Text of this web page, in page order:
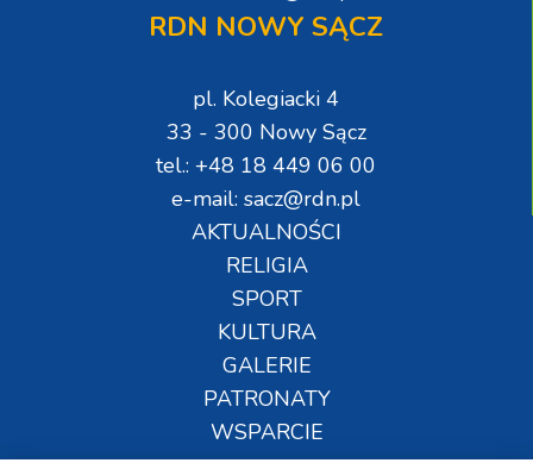
RDN NOWY SĄCZ
pl. Kolegiacki 4
33 - 300 Nowy Sącz
tel.: +48 18 449 06 00
e-mail: sacz@rdn.pl
AKTUALNOŚCI
RELIGIA
SPORT
KULTURA
GALERIE
PATRONATY
WSPARCIE